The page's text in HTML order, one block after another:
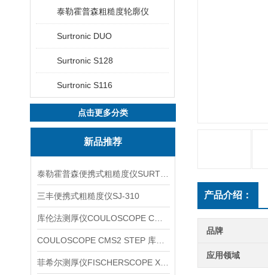
泰勒霍普森粗糙度轮廓仪
Surtronic DUO
Surtronic S128
Surtronic S116
点击更多分类
新品推荐
三丰便携式粗糙度仪SJ-310 产品介绍：
品牌
应用领域